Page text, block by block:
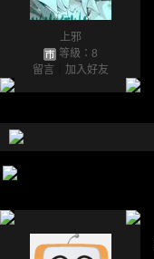
上邪
等級：8
留言
加入好友